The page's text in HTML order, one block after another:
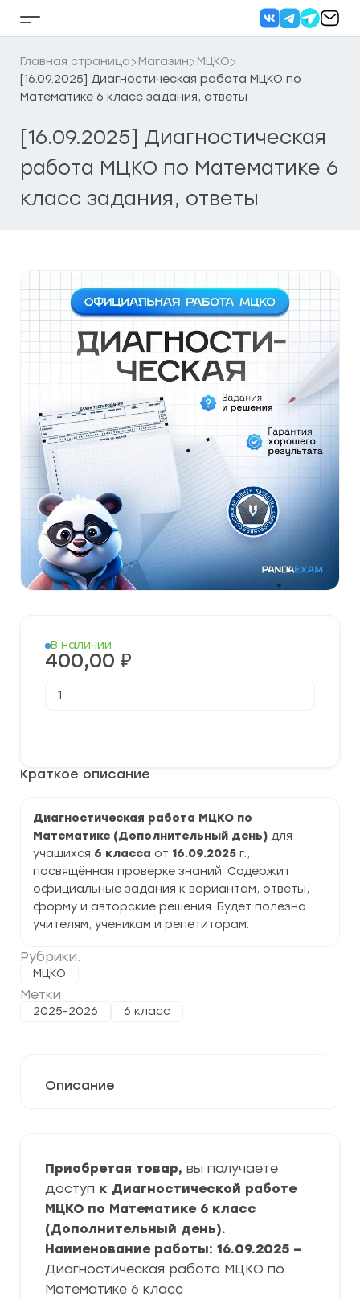
Кнопка
бокового
меню
Главная страница Магазин
МЦКО
[16.09.2025] Диагностическая работа МЦКО по
Математике 6 класс задания, ответы
[16.09.2025] Диагностическая
работа МЦКО по Математике 6
класс задания, ответы
Краткое описание
Диагностическая работа МЦКО по
Математике (Дополнительный день) для
учащихся 6 класса от 16.09.2025 г.,
посвящённая проверке знаний. Содержит
официальные задания к вариантам, ответы,
форму и авторские решения. Будет полезна
учителям, ученикам и репетиторам.
Рубрики:
МЦКО
Метки:
2025-2026 6 класс
В наличии
400,00 ₽
товара
Математике
задания,
ответы
Описание
Приобретая товар, вы получаете
доступ к Диагностической работе
МЦКО по Математике 6 класс
(Дополнительный день).
Наименование работы: 16.09.2025 —
Диагностическая работа МЦКО по
Математике 6 класс